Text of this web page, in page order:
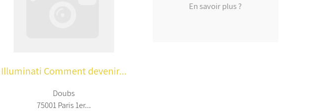
Illuminati Comment devenir...
Doubs
75001 Paris 1er...
En savoir plus ?